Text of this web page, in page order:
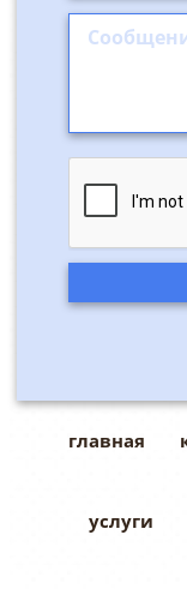
главная
услуги